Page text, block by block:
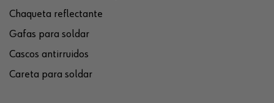
Chaqueta reflectante
Gafas para soldar
Cascos antirruidos
Careta para soldar